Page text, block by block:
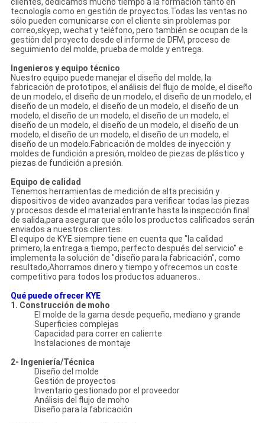
tecnología como en gestión de proyectos.Todas las ventas no
sólo pueden comunicarse con el cliente sin problemas por
correo,skyep, wechat y teléfono, pero también se ocupan de la
gestión del proyecto desde el informe de DFM, proceso de
seguimiento del molde, prueba de molde y entrega.
Ingenieros y equipo técnico
Nuestro equipo puede manejar el diseño del molde, la
fabricación de prototipos, el análisis del flujo de molde, el diseño
de un modelo, el diseño de un modelo, el diseño de un modelo, el
diseño de un modelo, el diseño de un modelo, el diseño de un
modelo, el diseño de un modelo, el diseño de un modelo, el
diseño de un modelo, el diseño de un modelo, el diseño de un
modelo, el diseño de un modelo, el diseño de un modelo, el
diseño de un modelo.Fabricación de moldes de inyección y
moldes de fundición a presión, moldeo de piezas de plástico y
piezas de fundición a presión.
Equipo de calidad
Tenemos herramientas de medición de alta precisión y
dispositivos de video avanzados para verificar todas las piezas
y procesos desde el material entrante hasta la inspección final
de salida,para asegurar que sólo los productos calificados serán
enviados a nuestros clientes.
El equipo de KYE siempre tiene en cuenta que "la calidad
primero, la entrega a tiempo, perfecto después del servicio" e
implementa la solución de "diseño para la fabricación", como
resultado,Ahorramos dinero y tiempo y ofrecemos un coste
competitivo para todos los productos aduaneros..
Qué puede ofrecer KYE
1. Construcción de moho
El molde de la gama desde pequeño, mediano y grande
Superficies complejas
Capacidad para correr en caliente
Instalaciones de montaje
2- Ingeniería/Técnica
Diseño del molde
Gestión de proyectos
Inventario gestionado por el proveedor
Análisis del flujo de moho
Diseño para la fabricación